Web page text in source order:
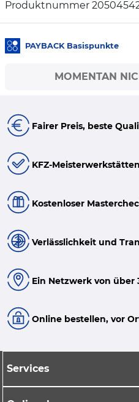
Produktnummer
PAYBACK Basispunkte
MOMENTAN
Fairer Preis, beste
KFZ-Meisterwerkstätten
Kostenloser
Verlässlichkeit und
Ein Netzwerk von über
Online bestellen, vor
Services